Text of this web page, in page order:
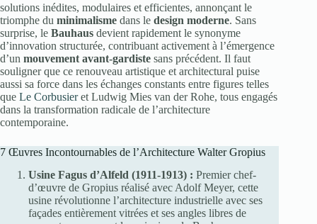
solutions inédites, modulaires et efficientes, annonçant le
triomphe du minimalisme dans le design moderne. Sans
surprise, le Bauhaus devient rapidement le synonyme
d’innovation structurée, contribuant activement à l’émergence
d’un mouvement avant-gardiste sans précédent. Il faut
souligner que ce renouveau artistique et architectural puise
aussi sa force dans les échanges constants entre figures telles
que Le Corbusieret Ludwig Mies van der Rohe, tous engagés
dans la transformation radicale de l’architecture
contemporaine.
7 Œuvres Incontournables de l’Architecture Walter Gropius
Usine Fagus d’Alfeld (1911-1913) : Premier chef-
d’œuvre de Gropius réalisé avec Adolf Meyer, cette
usine révolutionne l’architecture industrielle avec ses
façades entièrement vitrées et ses angles libres de